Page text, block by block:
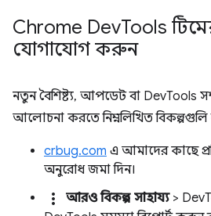
Chrome DevTools
যোগাযোগ করুন
নতুন বৈশিষ্ট্য, আপডেট বা DevTools
আলোচনা করতে নিম্নলিখিত
crbug.com এ আমাদের কাছে
অনুরোধ জমা দিন।
more_vert আরও বিকল্প> সাহায্য>